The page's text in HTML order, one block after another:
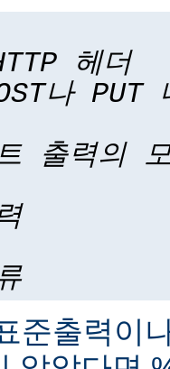
헤더
나 PUT
출력의
준출력이